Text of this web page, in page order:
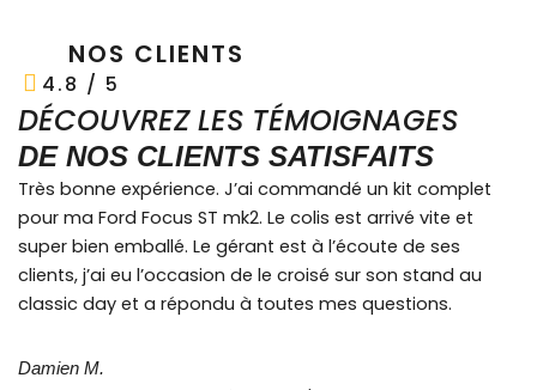
NOS CLIENTS
4.8 / 5
DÉCOUVREZ LES TÉMOIGNAGES
DE NOS CLIENTS SATISFAITS
Très bonne expérience. J’ai commandé un kit complet
pour ma Ford Focus ST mk2. Le colis est arrivé vite et
super bien emballé. Le gérant est à l’écoute de ses
clients, j’ai eu l’occasion de le croisé sur son stand au
classic day et a répondu à toutes mes questions.
Damien M.